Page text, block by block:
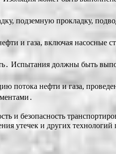
подземную прокладку,
и газа, включая насосные
Испытания должны быть
потока нефти и газа,
и безопасность
утечек и других